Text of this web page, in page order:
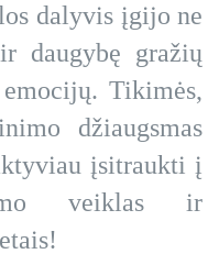
dalyvis įgijo ne
daugybę gražių
Tikimės,
džiaugsmas
įsitraukti į
veiklas ir